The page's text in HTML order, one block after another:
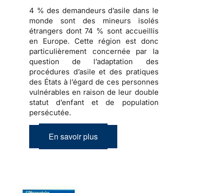
4 % des demandeurs d’asile dans le
monde sont des mineurs isolés
étrangers dont 74 % sont accueillis
en Europe. Cette région est donc
particulièrement concernée par la
question de l’adaptation des
procédures d’asile et des pratiques
des États à l’égard de ces personnes
vulnérables en raison de leur double
statut d’enfant et de population
persécutée.
En savoir plus